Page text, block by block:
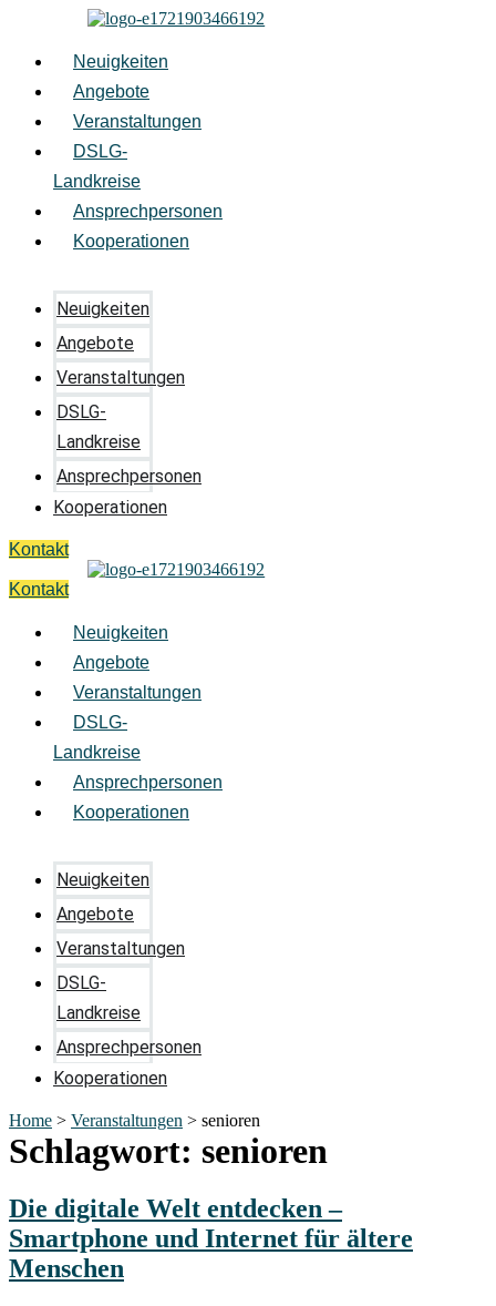
springen
Neuigkeiten
Angebote
Veranstaltungen
DSLG-
Landkreise
Ansprechpersonen
Kooperationen
Neuigkeiten
Angebote
Veranstaltungen
DSLG-
Landkreise
Ansprechpersonen
Kooperationen
Kontakt
Kontakt
Neuigkeiten
Angebote
Veranstaltungen
DSLG-
Landkreise
Ansprechpersonen
Kooperationen
Neuigkeiten
Angebote
Veranstaltungen
DSLG-
Landkreise
Ansprechpersonen
Kooperationen
Home > Veranstaltungen > senioren
Schlagwort: senioren
Die digitale Welt entdecken –
Smartphone und Internet für ältere
Menschen